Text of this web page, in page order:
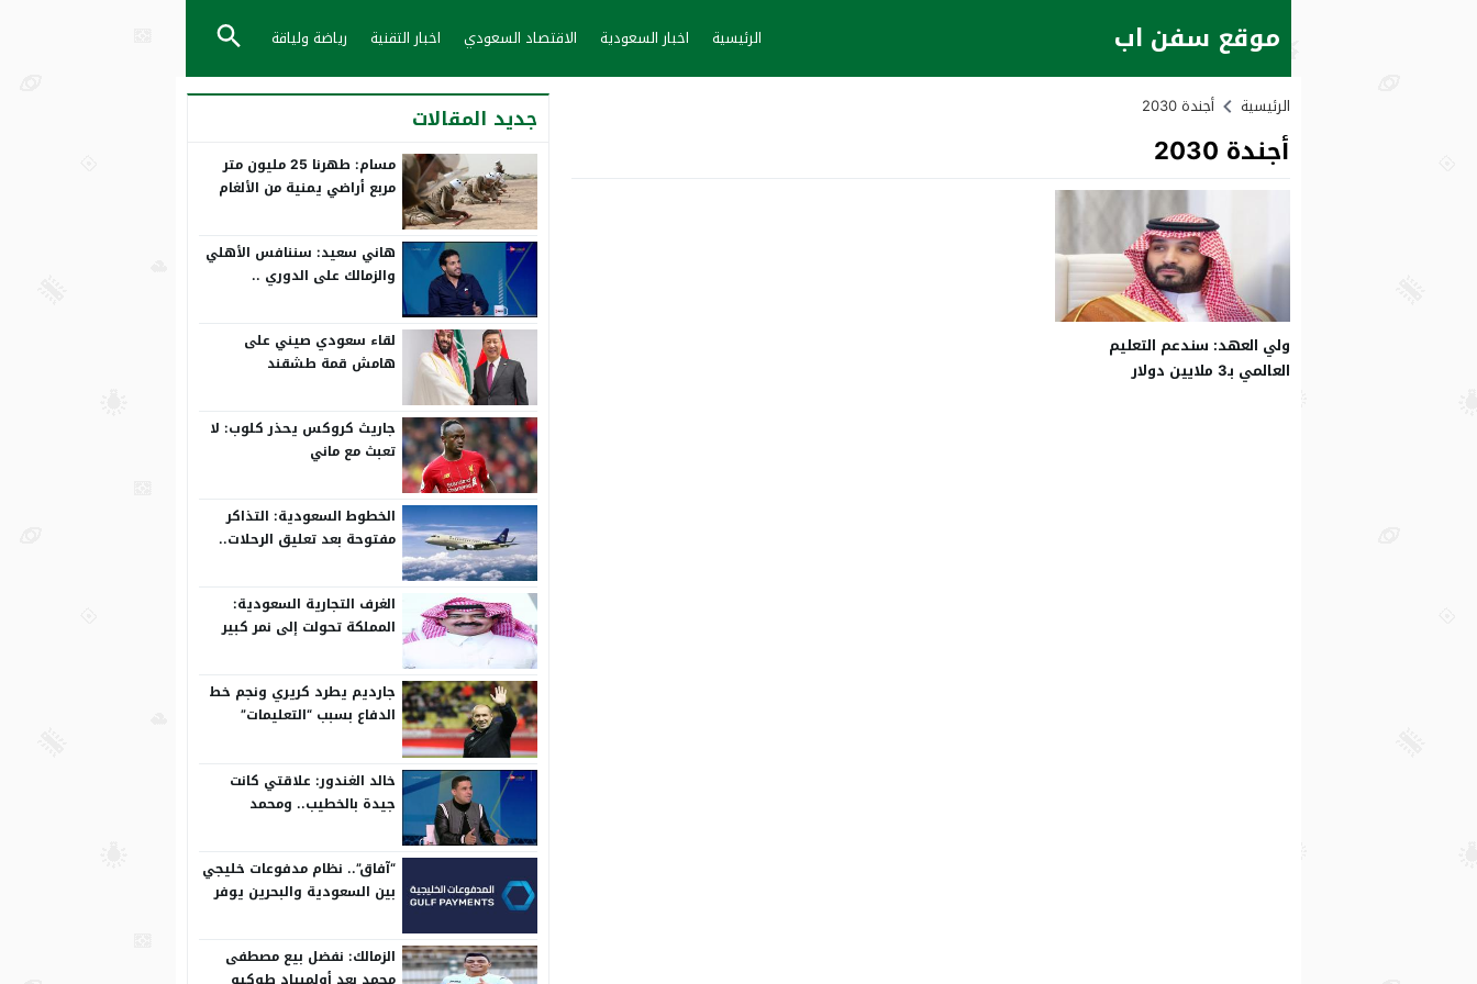
موقع سفن اب الرئيسية اخبار السعودية الاقتصاد السعودي اخبار التقنية رياضة ولياقة
الرئيسية أجندة 2030
أجندة 2030
ولي العهد: سندعم التعليم
العالمي بـ3 ملايين دولار
جديد المقالات
مسام: طهرنا 25 مليون متر
مربع أراضي يمنية من الألغام
هاني سعيد: سننافس الأهلي
والزمالك على الدوري ..
لقاء سعودي صيني على
هامش قمة طشقند
جاريث كروكس يحذر كلوب: لا
تعبث مع ماني
الخطوط السعودية: التذاكر
مفتوحة بعد تعليق الرحلات..
الغرف التجارية السعودية:
المملكة تحولت إلى نمر كبير
جارديم يطرد كريري ونجم خط
الدفاع بسبب “التعليمات”
خالد الغندور: علاقتي كانت
جيدة بالخطيب.. ومحمد
“آفاق”.. نظام مدفوعات خليجي
بين السعودية والبحرين يوفر
الزمالك: نفضل بيع مصطفى